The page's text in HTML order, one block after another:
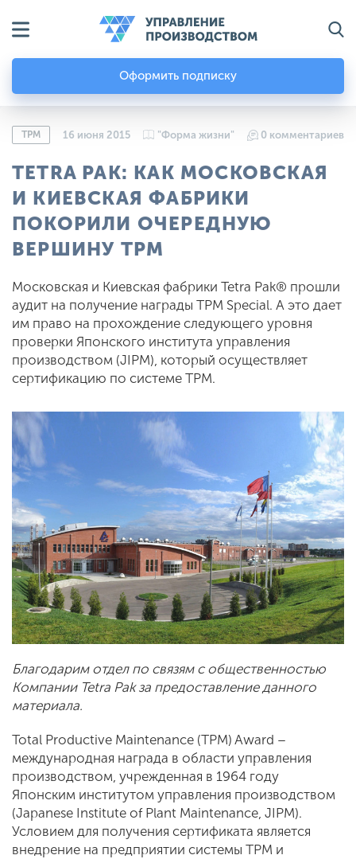
Оформить подписку
TPM 16 июня 2015 "Форма жизни" 0 комментариев
TETRA PAK: КАК МОСКОВСКАЯ
И КИЕВСКАЯ ФАБРИКИ
ПОКОРИЛИ ОЧЕРЕДНУЮ
ВЕРШИНУ TPM
Московская и Киевская фабрики Tetra Pak® прошли
аудит на получение награды TPM Special. А это дает
им право на прохождение следующего уровня
проверки Японского института управления
производством (JIPM), который осуществляет
сертификацию по системе TPM.
Благодарим отдел по связям с общественностью
Компании Tetra Pak за предоставление данного
материала.
Total Productive Maintenance (TPM) Award –
международная награда в области управления
производством, учрежденная в 1964 году
Японским институтом управления производством
(Japanese Institute of Plant Maintenance, JIPM).
Условием для получения сертификата является
внедрение на предприятии системы TPM и